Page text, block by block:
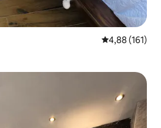
4,88 av 5 i
4,88 (161)